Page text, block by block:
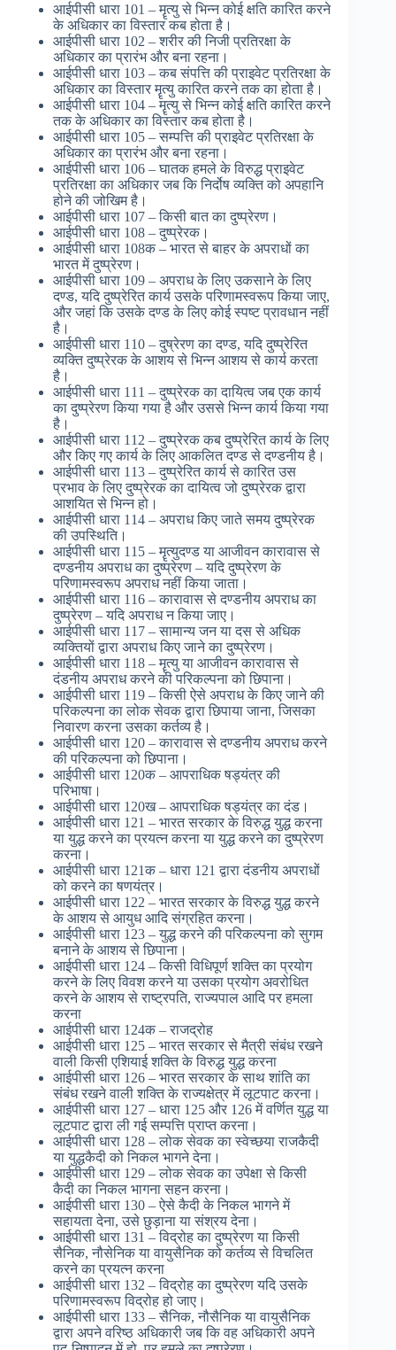
आईपीसी धारा 101 – मॄत्यु से भिन्न कोई क्षति कारित करने
के अधिकार का विस्तार कब होता है।
आईपीसी धारा 102 – शरीर की निजी प्रतिरक्षा के
अधिकार का प्रारंभ और बना रहना।
आईपीसी धारा 103 – कब संपत्ति की प्राइवेट प्रतिरक्षा के
अधिकार का विस्तार मॄत्यु कारित करने तक का होता है।
आईपीसी धारा 104 – मॄत्यु से भिन्न कोई क्षति कारित करने
तक के अधिकार का विस्तार कब होता है।
आईपीसी धारा 105 – सम्पत्ति की प्राइवेट प्रतिरक्षा के
अधिकार का प्रारंभ और बना रहना।
आईपीसी धारा 106 – घातक हमले के विरुद्ध प्राइवेट
प्रतिरक्षा का अधिकार जब कि निर्दोष व्यक्ति को अपहानि
होने की जोखिम है।
आईपीसी धारा 107 – किसी बात का दुष्प्रेरण।
आईपीसी धारा 108 – दुष्प्रेरक।
आईपीसी धारा 108क – भारत से बाहर के अपराधों का
भारत में दुष्प्रेरण।
आईपीसी धारा 109 – अपराध के लिए उकसाने के लिए
दण्ड, यदि दुष्प्रेरित कार्य उसके परिणामस्वरूप किया जाए,
और जहां कि उसके दण्ड के लिए कोई स्पष्ट प्रावधान नहीं
है।
आईपीसी धारा 110 – दुष्रेरण का दण्ड, यदि दुष्प्रेरित
व्यक्ति दुष्प्रेरक के आशय से भिन्न आशय से कार्य करता
है।
आईपीसी धारा 111 – दुष्प्रेरक का दायित्व जब एक कार्य
का दुष्प्रेरण किया गया है और उससे भिन्न कार्य किया गया
है।
आईपीसी धारा 112 – दुष्प्रेरक कब दुष्प्रेरित कार्य के लिए
और किए गए कार्य के लिए आकलित दण्ड से दण्डनीय है।
आईपीसी धारा 113 – दुष्प्रेरित कार्य से कारित उस
प्रभाव के लिए दुष्प्रेरक का दायित्व जो दुष्प्रेरक द्वारा
आशयित से भिन्न हो।
आईपीसी धारा 114 – अपराध किए जाते समय दुष्प्रेरक
की उपस्थिति।
आईपीसी धारा 115 – मॄत्युदण्ड या आजीवन कारावास से
दण्डनीय अपराध का दुष्प्रेरण – यदि दुष्प्रेरण के
परिणामस्वरूप अपराध नहीं किया जाता।
आईपीसी धारा 116 – कारावास से दण्डनीय अपराध का
दुष्प्रेरण – यदि अपराध न किया जाए।
आईपीसी धारा 117 – सामान्य जन या दस से अधिक
व्यक्तियों द्वारा अपराध किए जाने का दुष्प्रेरण।
आईपीसी धारा 118 – मॄत्यु या आजीवन कारावास से
दंडनीय अपराध करने की परिकल्पना को छिपाना।
आईपीसी धारा 119 – किसी ऐसे अपराध के किए जाने की
परिकल्पना का लोक सेवक द्वारा छिपाया जाना, जिसका
निवारण करना उसका कर्तव्य है।
आईपीसी धारा 120 – कारावास से दण्डनीय अपराध करने
की परिकल्पना को छिपाना।
आईपीसी धारा 120क – आपराधिक षड्यंत्र की
परिभाषा।
आईपीसी धारा 120ख – आपराधिक षड्यंत्र का दंड।
आईपीसी धारा 121 – भारत सरकार के विरुद्ध युद्ध करना
या युद्ध करने का प्रयत्न करना या युद्ध करने का दुष्प्रेरण
करना।
आईपीसी धारा 121क – धारा 121 द्वारा दंडनीय अपराधों
को करने का षणयंत्र।
आईपीसी धारा 122 – भारत सरकार के विरुद्ध युद्ध करने
के आशय से आयुध आदि संग्रहित करना।
आईपीसी धारा 123 – युद्ध करने की परिकल्पना को सुगम
बनाने के आशय से छिपाना।
आईपीसी धारा 124 – किसी विधिपूर्ण शक्ति का प्रयोग
करने के लिए विवश करने या उसका प्रयोग अवरोधित
करने के आशय से राष्ट्रपति, राज्यपाल आदि पर हमला
करना
आईपीसी धारा 124क – राजद्रोह
आईपीसी धारा 125 – भारत सरकार से मैत्री संबंध रखने
वाली किसी एशियाई शक्ति के विरुद्ध युद्ध करना
आईपीसी धारा 126 – भारत सरकार के साथ शांति का
संबंध रखने वाली शक्ति के राज्यक्षेत्र में लूटपाट करना।
आईपीसी धारा 127 – धारा 125 और 126 में वर्णित युद्ध या
लूटपाट द्वारा ली गई सम्पत्ति प्राप्त करना।
आईपीसी धारा 128 – लोक सेवक का स्वेच्छया राजकैदी
या युद्धकैदी को निकल भागने देना।
आईपीसी धारा 129 – लोक सेवक का उपेक्षा से किसी
कैदी का निकल भागना सहन करना।
आईपीसी धारा 130 – ऐसे कैदी के निकल भागने में
सहायता देना, उसे छुड़ाना या संश्रय देना।
आईपीसी धारा 131 – विद्रोह का दुष्प्रेरण या किसी
सैनिक, नौसेनिक या वायुसैनिक को कर्तव्य से विचलित
करने का प्रयत्न करना
आईपीसी धारा 132 – विद्रोह का दुष्प्रेरण यदि उसके
परिणामस्वरूप विद्रोह हो जाए।
आईपीसी धारा 133 – सैनिक, नौसैनिक या वायुसैनिक
द्वारा अपने वरिष्ठ अधिकारी जब कि वह अधिकारी अपने